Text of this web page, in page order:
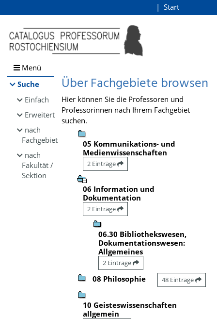
Browsen
direkt zum Inhalt
Start
Menü
Suche
Einfach
Erweitert
nach
Fachgebiet
nach
Fakultät /
Sektion
Über Fachgebiete browsen
Hier können Sie die Professoren und
Professorinnen nach Ihrem Fachgebiet
suchen.
05 Kommunikations- und
Medienwissenschaften
2 Einträge
06 Information und
Dokumentation
2 Einträge
06.30 Bibliothekswesen,
Dokumentationswesen:
Allgemeines
2 Einträge
08 Philosophie 48 Einträge
10 Geisteswissenschaften
allgemein